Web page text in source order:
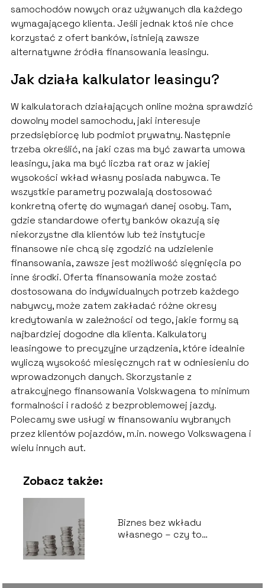
samochodów nowych oraz używanych dla każdego
wymagającego klienta. Jeśli jednak ktoś nie chce
korzystać z ofert banków, istnieją zawsze
alternatywne źródła finansowania leasingu.
Jak działa kalkulator leasingu?
W kalkulatorach działających online można sprawdzić
dowolny model samochodu, jaki interesuje
przedsiębiorcę lub podmiot prywatny. Następnie
trzeba określić, na jaki czas ma być zawarta umowa
leasingu, jaka ma być liczba rat oraz w jakiej
wysokości wkład własny posiada nabywca. Te
wszystkie parametry pozwalają dostosować
konkretną ofertę do wymagań danej osoby. Tam,
gdzie standardowe oferty banków okazują się
niekorzystne dla klientów lub też instytucje
finansowe nie chcą się zgodzić na udzielenie
finansowania, zawsze jest możliwość sięgnięcia po
inne środki. Oferta finansowania może zostać
dostosowana do indywidualnych potrzeb każdego
nabywcy, może zatem zakładać różne okresy
kredytowania w zależności od tego, jakie formy są
najbardziej dogodne dla klienta. Kalkulatory
leasingowe to precyzyjne urządzenia, które idealnie
wyliczą wysokość miesięcznych rat w odniesieniu do
wprowadzonych danych. Skorzystanie z
atrakcyjnego finansowania Volskwagena to minimum
formalności i radość z bezproblemowej jazdy.
Polecamy swe usługi w finansowaniu wybranych
przez klientów pojazdów, m.in. nowego Volkswagena i
wielu innych aut.
Zobacz także:
Biznes bez wkładu
własnego – czy to